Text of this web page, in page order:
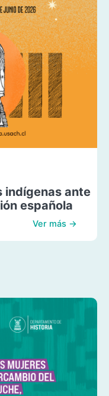
indígenas ante
española
Ver más →